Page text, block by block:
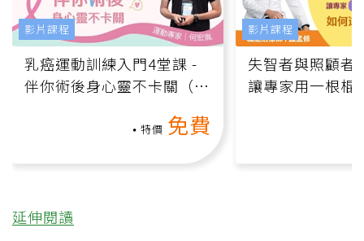
乳癌運動訓練入門4堂課 -
伴你術後身心靈不卡關（線
特價 免費
影片課程
失智者與照顧者
讓專家用一根棍
影片課程
延伸閱讀